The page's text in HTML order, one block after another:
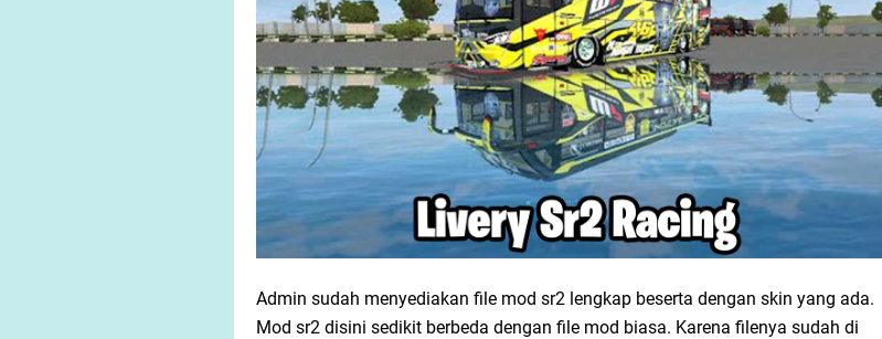
Admin sudah menyediakan file mod sr2 lengkap beserta dengan skin yang ada.
Mod sr2 disini sedikit berbeda dengan file mod biasa. Karena filenya sudah di